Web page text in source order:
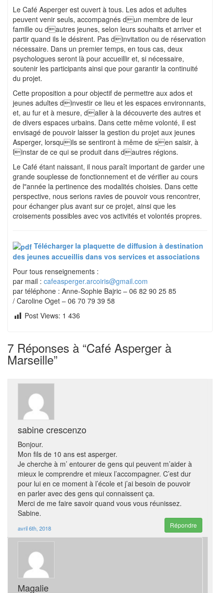
Le Café Asperger est ouvert à tous. Les ados et adultes
peuvent venir seuls, accompagnés dun membre de leur
famille ou dautres jeunes, selon leurs souhaits et arriver et
partir quand ils le désirent. Pas dinvitation ou de réservation
nécessaire. Dans un premier temps, en tous cas, deux
psychologues seront là pour accueillir et, si nécessaire,
soutenir les participants ainsi que pour garantir la continuité
du projet.
Cette proposition a pour objectif de permettre aux ados et
jeunes adultes dinvestir ce lieu et les espaces environnants,
et, au fur et à mesure, daller à la découverte des autres et
de divers espaces urbains. Dans cette même volonté, il est
envisagé de pouvoir laisser la gestion du projet aux jeunes
Asperger, lorsquils se sentiront à même de sen saisir, à
linstar de ce qui se produit dans dautres régions.
Le Café étant naissant, il nous paraît important de garder une
grande souplesse de fonctionnement et de vérifier au cours
de l"année la pertinence des modalités choisies. Dans cette
perspective, nous serions ravies de pouvoir vous rencontrer,
pour échanger plus avant sur ce projet, ainsi que les
croisements possibles avec vos activités et volontés propres.
Télécharger la plaquette de diffusion à destination
des jeunes accueillis dans vos services et associations
Pour tous renseignements :
par mail : cafeasperger.arcoiris@gmail.com
par téléphone : Anne-Sophie Bajric – 06 82 90 25 85
/ Caroline Oget – 06 70 79 39 58
Post Views: 1 436
7 Réponses à “Café Asperger à
Marseille”
sabine crescenzo
Bonjour.
Mon fils de 10 ans est asperger.
Je cherche à m’ entourer de gens qui peuvent m’aider à
mieux le comprendre et mieux l’accompagner. C’est dur
pour lui en ce moment à l’école et j’ai besoin de pouvoir
en parler avec des gens qui connaissent ça.
Merci de me faire savoir quand vous vous réunissez.
Sabine.
avril 6th, 2018 Répondre
Magalie